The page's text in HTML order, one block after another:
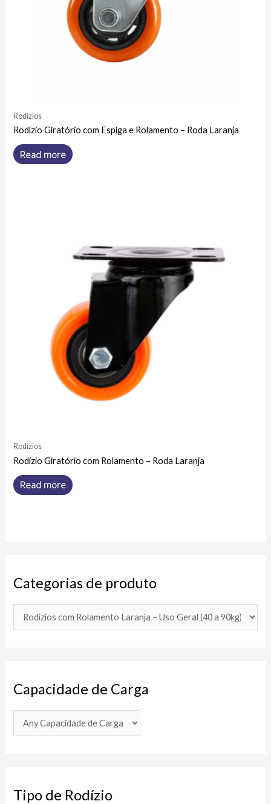
Rodízios
Rodízio Giratório com Espiga e Rolamento – Roda Laranja
Read more
Rodízios
Rodízio Giratório com Rolamento – Roda Laranja
Read more
Categorias de produto
Capacidade de Carga
Tipo de Rodízio